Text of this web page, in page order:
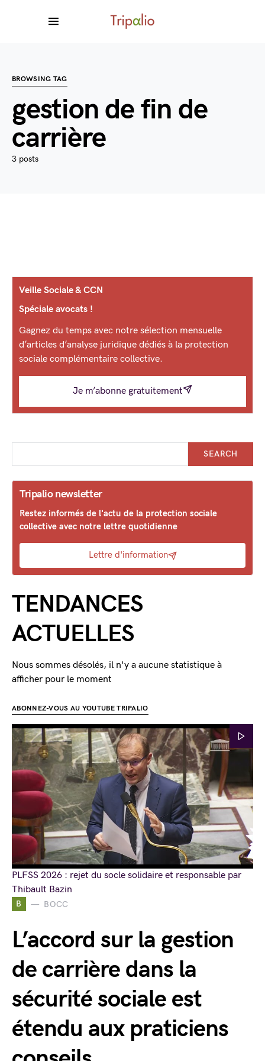
BROWSING TAG
gestion de fin de
carrière
3 posts
B BOCC
L’accord sur la gestion
de carrière dans la
sécurité sociale est
étendu aux praticiens
Veille Sociale & CCN
Spéciale avocats !
Gagnez du temps avec notre sélection mensuelle
d’articles d’analyse juridique dédiés à la protection
sociale complémentaire collective.
Je m’abonne gratuitement
SEARCH
Tripalio newsletter
Restez informés de l'actu de la protection sociale
collective avec notre lettre quotidienne
Lettre d'information
TENDANCES
ACTUELLES
Nous sommes désolés, il n'y a aucune statistique à
afficher pour le moment
ABONNEZ-VOUS AU YOUTUBE TRIPALIO
PLFSS 2026 : rejet du socle solidaire et responsable par
Thibault Bazin